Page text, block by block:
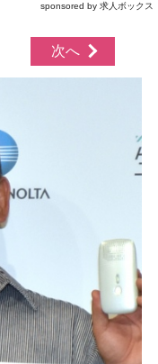
sponsored by 求人ボックス
次へ